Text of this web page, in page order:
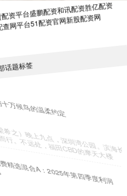
货配资平台盛鹏配资和讯配资胜亿配资
配查网平台51配资官网
全部话题标签
“买入”评级 25下半年经营费用率改善
心 资金流向 模拟交易 客户端 高盛
）目标价68.6
争议！7